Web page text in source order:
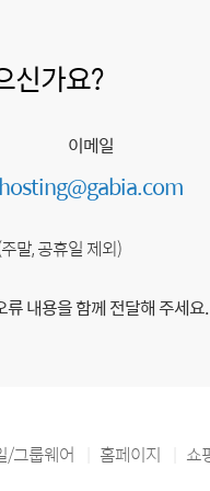
신가요?
이메일
hosting@gabia.com
말, 공휴일 제외)
내용을 함께 전달해 주세요.
/그룹웨어 홈페이지 쇼